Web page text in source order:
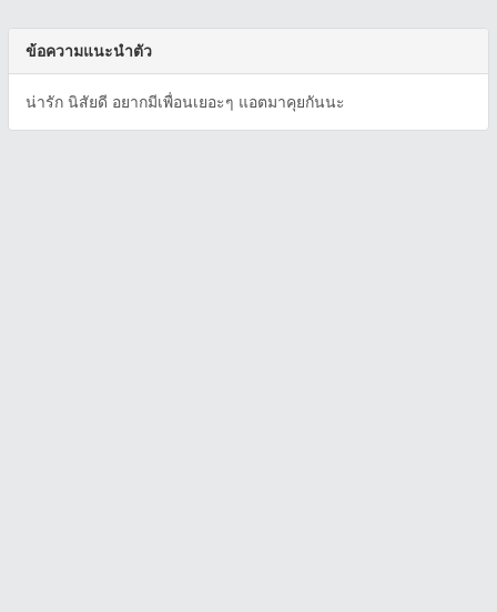
ข้อความแนะนำตัว
น่ารัก นิสัยดี อยากมีเพื่อนเยอะๆ แอตมาคุยกันนะ